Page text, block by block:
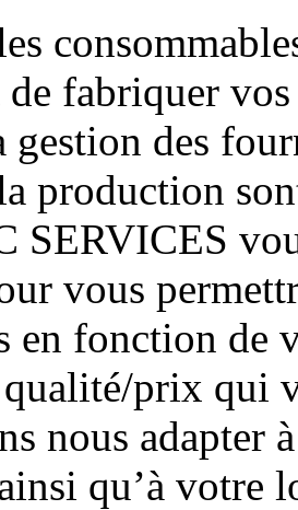
de fabriquer
gestion des
production
SERVICES
vous
en fonction de
prix qui
nous adapter
qu’à votre